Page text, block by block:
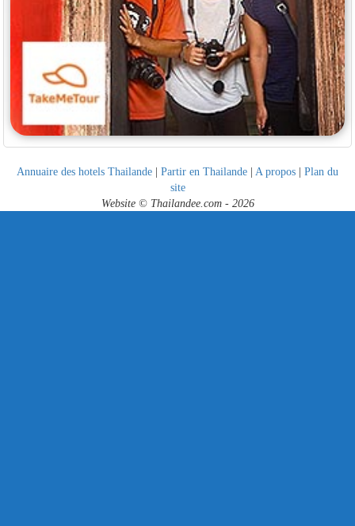
Annuaire des hotels Thailande | Partir en Thailande | A propos | Plan du
site
Website © Thailandee.com - 2026